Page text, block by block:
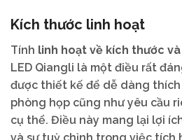
Kích thước linh hoạt
Tính linh hoạt về kích thước
LED Qiangli là một điều rất
được thiết kế để dễ dàng
phòng họp cũng như yêu cầu
cụ thể. Điều này mang lại lợi